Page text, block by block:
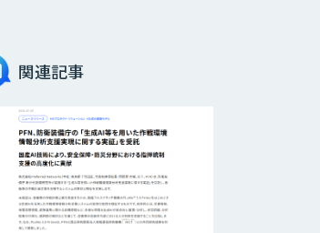
DELTA AI AGENT
システム
ニーズを理解する
対話型AIエージェ
関連記事